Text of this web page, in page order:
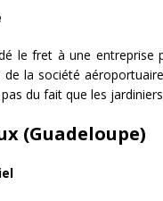
le fret à une
de la société
du fait que les
(Guadeloupe)